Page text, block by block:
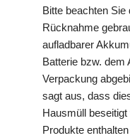
Bitte beachten
Rücknahme
aufladbarer
Batterie bzw. dem
Verpackung
sagt aus, dass
Hausmüll
Produkte